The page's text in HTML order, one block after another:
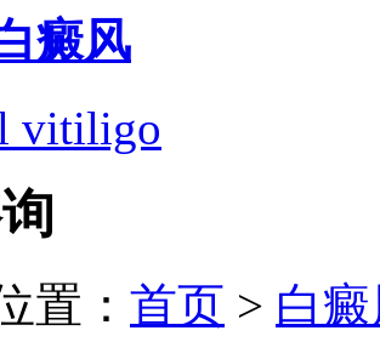
癜风
vitiligo
置： 首页 > 白